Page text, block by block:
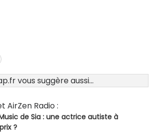
vous suggère aussi...
AirZen Radio :
de Sia : une actrice autiste à
?